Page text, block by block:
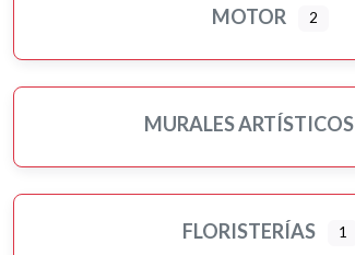
MOTOR 2
MURALES ARTÍSTICOS
FLORISTERÍAS 1